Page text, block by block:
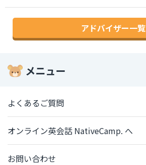
アドバイザー一覧
メニュー
よくあるご質問
オンライン英会話 NativeCamp. へ
お問い合わせ